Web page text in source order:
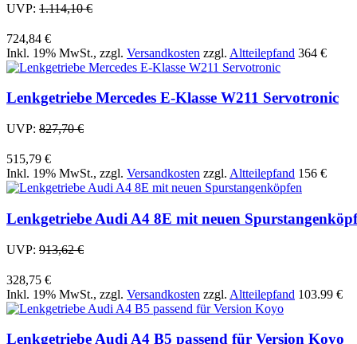
UVP: 1.114,10 €
724,84 €
Inkl. 19% MwSt., zzgl. Versandkosten zzgl. Altteilepfand 364 €
Lenkgetriebe Mercedes E-Klasse W211 Servotronic
UVP: 827,70 €
515,79 €
Inkl. 19% MwSt., zzgl. Versandkosten zzgl. Altteilepfand 156 €
Lenkgetriebe Audi A4 8E mit neuen
UVP: 913,62 €
328,75 €
Inkl. 19% MwSt., zzgl. Versandkosten zzgl. Altteilepfand 103.99 €
Lenkgetriebe Audi A4 B5 passend für Version Koyo